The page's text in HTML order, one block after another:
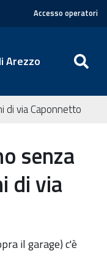
Accesso operatori
Arezzo
di via Caponnetto
senza
di via
il garage) c'è